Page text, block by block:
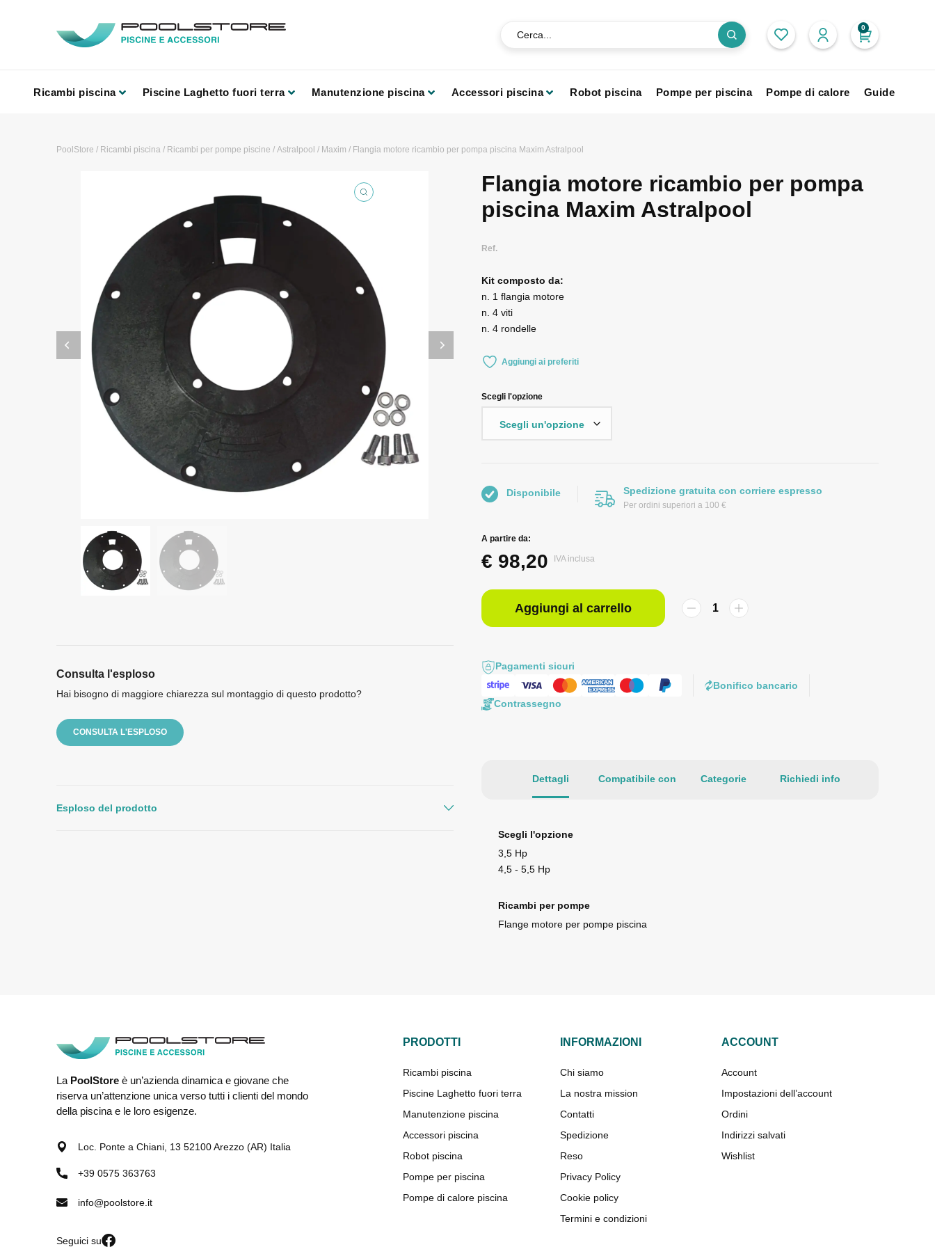
0
Ricambi piscina Piscine Laghetto fuori terra Manutenzione piscina Accessori piscina Robot piscina Pompe per piscina Pompe di calore Guide
PoolStore / Ricambi piscina/ Ricambi per pompe piscine / Astralpool / Maxim / Flangia motore ricambio per pompa piscina Maxim Astralpool
Consulta l'esploso
Hai bisogno di maggiore chiarezza sul montaggio di questo prodotto?
CONSULTA L'ESPLOSO
Esploso del prodotto
Flangia motore ricambio per pompa
piscina Maxim Astralpool
Ref.
Kit composto da:
n. 1 flangia motore
n. 4 viti
n. 4 rondelle
Aggiungi ai preferiti
Scegli l'opzione
Disponibile Spedizione gratuita con corriere espresso
Per ordini superiori a 100 €
A partire da:
€ 98,20 IVA inclusa
Aggiungi al carrello
Pagamenti sicuri
Bonifico bancario
Contrassegno
Dettagli Compatibile con Categorie Richiedi info
Scegli l'opzione
3,5 Hp
4,5 - 5,5 Hp
Ricambi per pompe
Flange motore per pompe piscina
La PoolStoreè un’azienda dinamica e giovane che
riserva un’attenzione unica verso tutti i clienti del mondo
della piscina e le loro esigenze.
Loc. Ponte a Chiani, 13 52100 Arezzo (AR) Italia
+39 0575 363763
info@poolstore.it
Seguici su
PRODOTTI
Ricambi piscina
Piscine Laghetto fuori terra
Manutenzione piscina
Accessori piscina
Robot piscina
Pompe per piscina
Pompe di calore piscina
INFORMAZIONI
Chi siamo
La nostra mission
Contatti
Spedizione
Reso
Privacy Policy
Cookie policy
Termini e condizioni
ACCOUNT
Account
Impostazioni dell’account
Ordini
Indirizzi salvati
Wishlist